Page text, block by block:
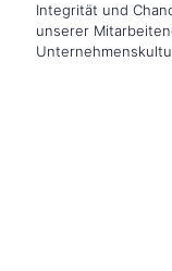
Integrität und
unserer